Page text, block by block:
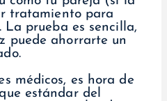
tratamiento para
prueba es sencilla,
puede ahorrarte un
médicos, es hora de
estándar del